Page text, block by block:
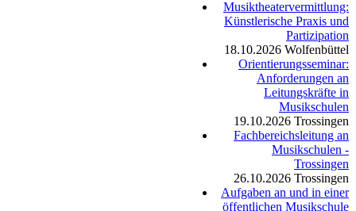
Musiktheatervermittlung:
Künstlerische Praxis und
Partizipation
18.10.2026 Wolfenbüttel
Orientierungsseminar:
Anforderungen an
Leitungskräfte in
Musikschulen
19.10.2026 Trossingen
Fachbereichsleitung an
Musikschulen -
Trossingen
26.10.2026 Trossingen
Aufgaben an und in einer
öffentlichen Musikschule